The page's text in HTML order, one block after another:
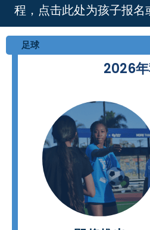
程，点击此处为孩子报名
足球
2026